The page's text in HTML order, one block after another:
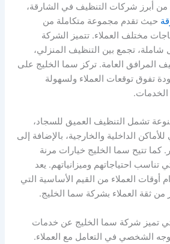
من أبرز شركات التنظيف في الشارقة،
حيث تقدم مجموعة متكاملة من
مختلف العملاء. تتميز الشركة
شاملة، تجمع بين التنظيف المنزلي،
المرافق العامة. تركز سما الخليج على
تفوق توقعات العملاء ولسهولة
تشمل التنظيف العميق للسجاد،
الداخلية والخارجية، بالإضافة إلى
كما تتيح سما الخليج خيارات مرنة
تناسب احتياجاتهم وميزانياتهم. يعد
أوقات العملاء من القيم الأساسية التي
من ثقة العملاء بشركة سما الخليج.
تميز شركة سما الخليج عن خدمات
الشخصي في التعامل مع العملاء.